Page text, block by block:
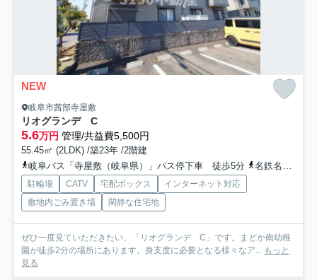
NEW
岐阜市茜部寺屋敷
リオグランデ C
5.6万円 管理/共益費5,500円
55.45㎡ (2LDK) /築23年 /2階建
岐阜バス「寺屋敷（岐阜県）」バス停下車 徒歩5分
名鉄名古屋本線「名鉄岐阜」駅 バス23分 岐阜バス「寺屋敷（岐阜県）」 停歩6分
駐輪場 CATV 宅配ボックス
インターネット対応
敷地内ごみ置き場
閑静な住宅地
ぜひ一度見ていただきたい、「リオグランデ C」です。まどか南幼稚
園が徒歩2分の場所にあります。身支度に必要となる様々なア... もっと
見る